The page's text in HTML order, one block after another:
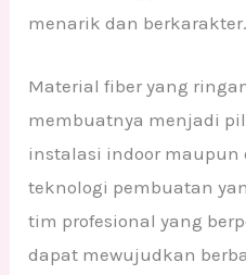
menarik dan berkarakter.
Material fiber yang
membuatnya menjadi
instalasi indoor maupun
teknologi pembuatan
tim profesional yang
dapat mewujudkan